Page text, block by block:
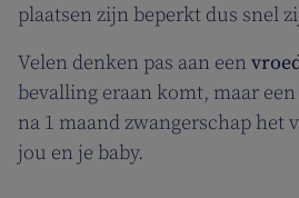
plaatsen zijn beperkt dus snel
Velen denken pas aan een
bevalling eraan komt, maar
na 1 maand zwangerschap het
jou en je baby.